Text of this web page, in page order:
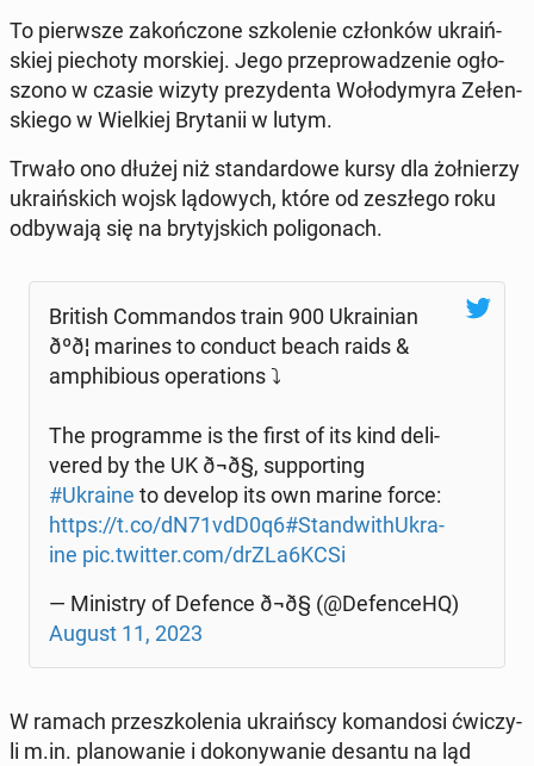
To pierw­sze za­koń­czo­ne szko­le­nie człon­ków ukra­iń­
skiej pie­cho­ty mor­skiej. Jego prze­pro­wa­dze­nie ogło­
szo­no w czasie wizyty pre­zy­den­ta Wo­ło­dy­my­ra Ze­łen­
skie­go w Wiel­kiej Bry­ta­nii w lutym.
Trwało ono dłużej niż stan­dar­do­we kursy dla żoł­nie­rzy
ukra­iń­skich wojsk lą­do­wych, które od ze­szłe­go roku
od­by­wa­ją się na bry­tyj­skich po­li­go­nach.
British Com­man­dos train 900 Ukra­inian
ðºð¦ marines to conduct beach raids &
am­phi­bio­us ope­ra­tions ⤵️
The pro­gram­me is the first of its kind de­li­
ve­red by the UK ð¬ð§, sup­por­ting
#Ukraine to develop its own marine force:
https://t.co/dN71vdD0q6#Stan­dwi­thU­kra­
ine pic.twitter.com/drZLa6KCSi
— Mi­ni­stry of Defence ð¬ð§ (@De­fen­ce­HQ)
August 11, 2023
W ramach prze­szko­le­nia ukra­iń­scy ko­man­do­si ćwi­czy­
li m.in. pla­no­wa­nie i do­ko­ny­wa­nie desantu na ląd